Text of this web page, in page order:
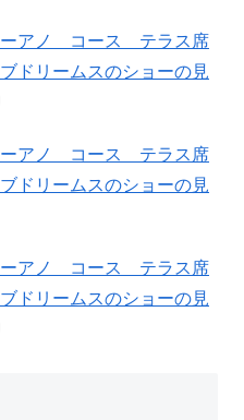
ーアノ コース テラス席
ドリームスのショーの見
ーアノ コース テラス席
ドリームスのショーの見
ーアノ コース テラス席
ドリームスのショーの見